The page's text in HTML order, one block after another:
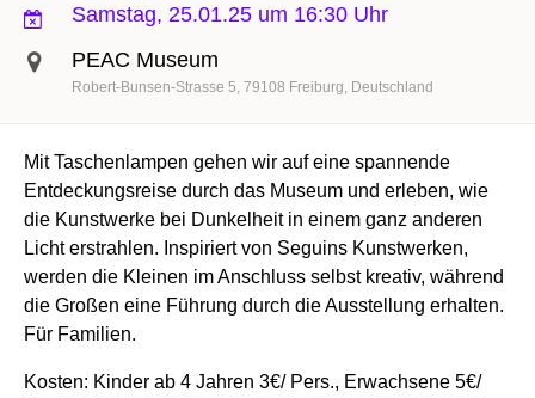
Samstag, 25.01.25 um 16:30 Uhr
PEAC Museum
Robert-Bunsen-Strasse 5 79108 Freiburg Deutschland
Mit Taschenlampen gehen wir auf eine spannende
Entdeckungsreise durch das Museum und erleben, wie
die Kunstwerke bei Dunkelheit in einem ganz anderen
Licht erstrahlen. Inspiriert von Seguins Kunstwerken,
werden die Kleinen im Anschluss selbst kreativ, während
die Großen eine Führung durch die Ausstellung erhalten.
Für Familien.
Kosten: Kinder ab 4 Jahren 3€/ Pers., Erwachsene 5€/